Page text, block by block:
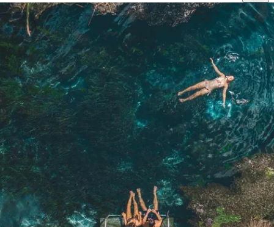
主
导
航
景
点
最
受
目
地
达
文
爱
丽
斯
泉
乌
鲁
鲁
卡
卡
杜
国
家
园
李
治
特
国
家
公
园
瓦
塔
卡
家
公
园
提
维
群
岛
东
阿
纳
马
塔
兰
温
池
鲁
克
园
鲁
鲁
/
魔
鬼
理
保
护
区
克
瀑
布
茨
奥
里
查
/
西
克
纳
活
动
体
验
行
者
类
住
民
文
化
验
美
食
攻
略
节
与
活
动
户
外
和
险
自
然
野
生
动
植
物
历
和
遗
产
钓
鱼
高
端
露
营
和
华
营 感
划
预
订
宿
导
游
陪
同
旅
程
租
和
交
通
周边目的地
马塔兰卡温泉池
添加到我的行程